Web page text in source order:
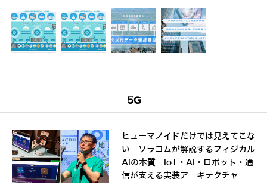
5G
ヒューマノイドだけでは見えてこな
い ソラコムが解説するフィジカル
AIの本質 IoT・AI・ロボット・通
信が支える実装アーキテクチャー